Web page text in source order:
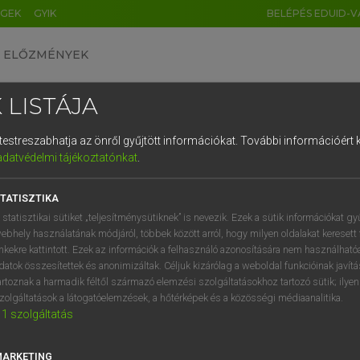
GYIK BELÉPÉS EDUID-
ELŐZMÉNYEK
angol szótár
fn
(házi)szolga
londiner
→boot ige (Infinitive)
keresése szótárainkban
LISTÁJA
az önről gyűjtött információkat. További információért
tájékoztatónkat.
statisztikai sütiket „teljesítménysütiknek” is nevezik. Ezek a sütik információkat
használatának módjáról, többek között arról, hogy milyen oldalakat keresett
kattintott. Ezek az információk a felhasználó azonosítására nem
összesítettek és anonimizáltak. Céljuk kizárólag a weboldal funkcióinak
a harmadik féltől származó elemzési szolgáltatásokhoz tartozó sütik;
a látogatóelemzések, a hőtérképek és a közösségi médiaanalitika.
1 szolgáltatás
DE CN FR ES IT NL
1 2 3 4 5 6 7 8 9
q w e r t z u i
a s d f g h j k l é
í y x c v b n m , .